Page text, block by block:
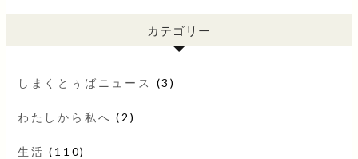
カテゴリー
しまくとぅばニュース (3)
わたしから私へ (2)
生活 (110)